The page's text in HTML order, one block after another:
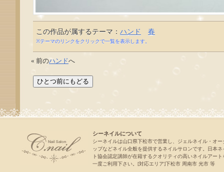
この作品が属するテーマ： ハンド 春
※テーマのリンクをクリックで一覧を表示します。
« 前のハンドへ
シーネイルについて
シーネイルは山口県下松市で営業し、ジェルネイル・オー
ップなどネイル全般を提供するネイルサロンです。日本ネ
ト協会認定講師が在籍するクオリティの高いネイルアート
一度ご利用下さい。[対応エリア]下松市 周南市 光市 等